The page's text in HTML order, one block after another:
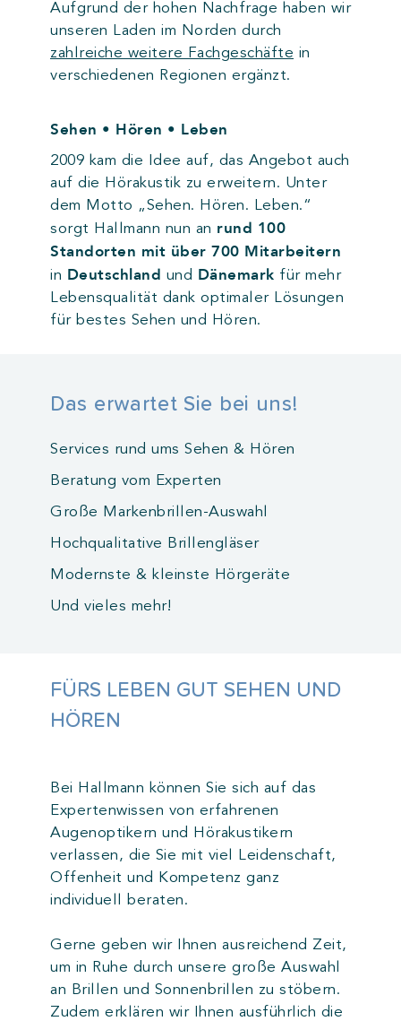
Aufgrund der hohen Nachfrage haben wir
unseren Laden im Norden durch
zahlreiche weitere Fachgeschäfte in
verschiedenen Regionen ergänzt.
Sehen • Hören • Leben
2009 kam die Idee auf, das Angebot auch
auf die Hörakustik zu erweitern. Unter
dem Motto „Sehen. Hören. Leben.“
sorgt Hallmann nun an rund 100
Standorten mit über 700 Mitarbeitern
in Deutschland und Dänemark für mehr
Lebensqualität dank optimaler Lösungen
für bestes Sehen und Hören.
Das erwartet Sie bei uns!
Services rund ums Sehen & Hören
Beratung vom Experten
Große Markenbrillen-Auswahl
Hochqualitative Brillengläser
Modernste & kleinste Hörgeräte
Und vieles mehr!
FÜRS LEBEN GUT SEHEN UND
HÖREN
Bei Hallmann können Sie sich auf das
Expertenwissen von erfahrenen
Augenoptikern und Hörakustikern
verlassen, die Sie mit viel Leidenschaft,
Offenheit und Kompetenz ganz
individuell beraten.
Gerne geben wir Ihnen ausreichend Zeit,
um in Ruhe durch unsere große Auswahl
an Brillen und Sonnenbrillen zu stöbern.
Zudem erklären wir Ihnen ausführlich die